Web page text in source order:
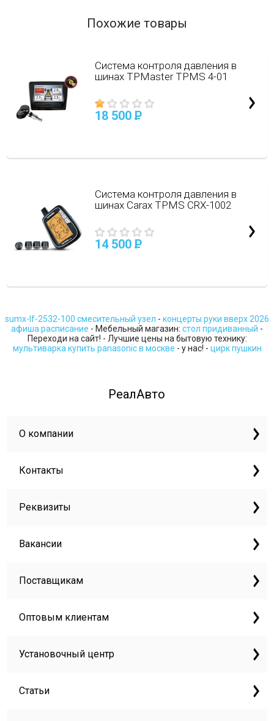
Похожие товары
Система контроля давления в
шинах TPMaster TPMS 4-01
18 500 P
Система контроля давления в
шинах Carax TPMS CRX-1002
14 500 P
sumx-lf-2532-100 смесительный узел - концерты руки вверх 2026
афиша расписание - Мебельный магазин: стол придиванный -
Переходи на сайт! - Лучшие цены на бытовую технику:
мультиварка купить panasonic в москве - у нас! - цирк пушкин
РеалАвто
О компании
Контакты
Реквизиты
Вакансии
Поставщикам
Оптовым клиентам
Установочный центр
Статьи